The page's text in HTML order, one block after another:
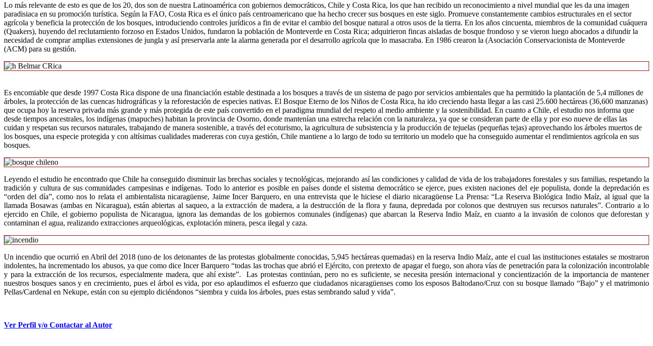
Lo más relevante de esto es que de los 20, dos son de nuestra Latinoamérica con gobiernos democráticos, Chile y Costa Rica, los que han recibido un reconocimiento a nivel mundial que les da una imagen
paradisiaca en su promoción turística. Según la FAO, Costa Rica es el único país centroamericano que ha hecho crecer sus bosques en este siglo. Promueve constantemente cambios estructurales en el sector
agrícola y beneficia la protección de los bosques, introduciendo controles jurídicos a fin de evitar el cambio del bosque natural a otros usos de la tierra. En los años cincuenta, miembros de la comunidad cuáquera
(Quakers), huyendo del reclutamiento forzoso en Estados Unidos, fundaron la población de Monteverde en Costa Rica; adquirieron fincas aisladas de bosque frondoso y se vieron luego abocados a difundir la
necesidad de comprar amplias extensiones de jungla y así preservarla ante la alarma generada por el desarrollo agrícola que lo masacraba. En 1986 crearon la (Asociación Conservacionista de Monteverde
(ACM) para su gestión.
Es encomiable que desde 1997 Costa Rica dispone de una financiación estable destinada a los bosques a través de un sistema de pago por servicios ambientales que ha permitido la plantación de 5,4 millones de
árboles, la protección de las cuencas hidrográficas y la reforestación de especies nativas. El Bosque Eterno de los Niños de Costa Rica, ha ido creciendo hasta llegar a las casi 25.600 hectáreas (36,600 manzanas)
que ocupa hoy la reserva privada más grande y más protegida de este país convertido en el paradigma mundial del respeto al medio ambiente y la sostenibilidad. En cuanto a Chile, el estudio nos informa que
desde tiempos ancestrales, los indígenas (mapuches) habitan la provincia de Osorno, donde mantenían una estrecha relación con la naturaleza, ya que se consideran parte de ella y por eso nueve de ellas las
cuidan y respetan sus recursos naturales, trabajando de manera sostenible, a través del ecoturismo, la agricultura de subsistencia y la producción de tejuelas (pequeñas tejas) aprovechando los árboles muertos de
los bosques, una especie protegida y con altísimas cualidades madereras con cuya gestión, Chile mantiene a lo largo de todo su territorio un modelo que ha conseguido aumentar el rendimientos agrícola en sus
bosques.
Leyendo el estudio he encontrado que Chile ha conseguido disminuir las brechas sociales y tecnológicas, mejorando así las condiciones y calidad de vida de los trabajadores forestales y sus familias, respetando la
tradición y cultura de sus comunidades campesinas e indígenas. Todo lo anterior es posible en países donde el sistema democrático se ejerce, pues existen naciones del eje populista, donde la depredación es
“orden del día”, como nos lo relata el ambientalista nicaragüense, Jaime Incer Barquero, en una entrevista que le hiciese el diario nicaragüense La Prensa: “La Reserva Biológica Indio Maíz, al igual que la
llamada Bosawas (ambas en Nicaragua), están abiertas al saqueo, a la extracción de madera, a la destrucción de la flora y fauna, depredada por colonos que destruyen sus recursos naturales”. Contrario a lo
ejercido en Chile, el gobierno populista de Nicaragua, ignora las demandas de los gobiernos comunales (indígenas) que abarcan la Reserva Indio Maíz, en cuanto a la invasión de colonos que deforestan y
contaminan el agua, realizando extracciones arqueológicas, explotación minera, pesca ilegal y caza.
Un incendio que ocurrió en Abril del 2018 (uno de los detonantes de las protestas globalmente conocidas, 5,945 hectáreas quemadas) en la reserva Indio Maíz, ante el cual las instituciones estatales se mostraron
indolentes, ha incrementado los abusos, ya que como dice Incer Barquero “todas las trochas que abrió el Ejército, con pretexto de apagar el fuego, son ahora vías de penetración para la colonización incontrolable
y para la extracción de los recursos, especialmente madera, que ahí existe”. Las protestas continúan, pero no es suficiente, se necesita presión internacional y concientización de la importancia de mantener
nuestros bosques sanos y en crecimiento, pues el árbol es vida, por eso aplaudimos el esfuerzo que ciudadanos nicaragüenses como los esposos Baltodano/Cruz con su bosque llamado “Bajo” y el matrimonio
Pellas/Cardenal en Nekupe, están con su ejemplo diciéndonos “siembra y cuida los árboles, pues estas sembrando salud y vida”.
Ver Perfil y/o Contactar al Autor